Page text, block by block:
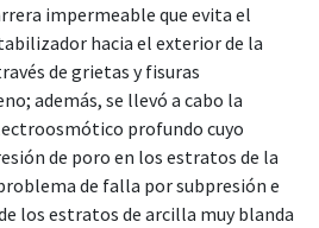
impermeable que evita el
hacia el exterior de la
de grietas y fisuras
además, se llevó a cabo la
profundo cuyo
de poro en los estratos de la
de falla por subpresión e
los estratos de arcilla muy blanda